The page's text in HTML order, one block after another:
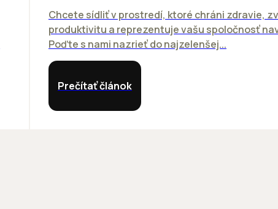
Chcete sídliť v prostredí, ktoré chráni zdravie,
produktivitu a reprezentuje vašu spoločnosť
Poďte s nami nazrieť do najzelenšej...
Prečítať článok